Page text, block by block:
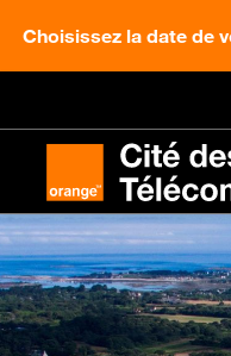
Choisissez la date de